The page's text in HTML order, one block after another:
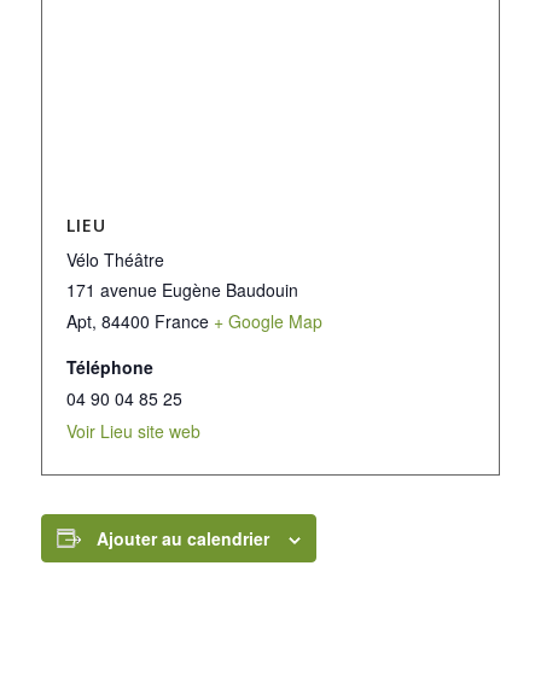
LIEU
Vélo Théâtre
171 avenue Eugène Baudouin
Apt, 84400 France + Google Map
Téléphone
04 90 04 85 25
Voir Lieu site web
Ajouter au calendrier